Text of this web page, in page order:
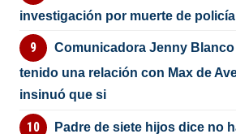
investigación por muerte de policía
Comunicadora Jenny
tenido una relación con Max de
insinuó que si
Padre de siete hijos dice no